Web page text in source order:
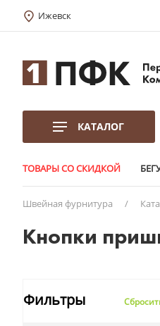
Ижевск
КАТАЛОГ
ТОВАРЫ СО СКИДКОЙ
Швейная фурнитура /
Кнопки
Фильтры